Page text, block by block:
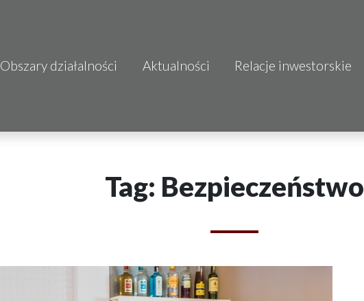
Obszary działalności
CDI KB Sp. z o.o.
Projprzem Budownictwo
Fundacja Immo
Aktualności Relacje inwestorskie
Tag: Bezpieczeństwo